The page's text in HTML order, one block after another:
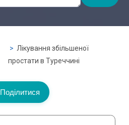
Лікування збільшеної
простати в Туреччині
Поділитися